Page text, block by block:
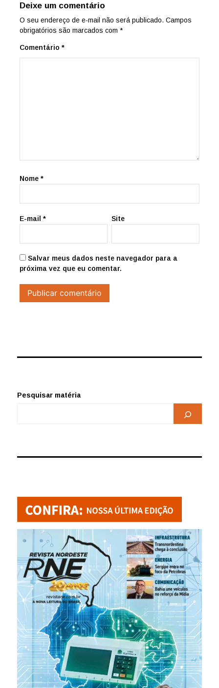
Deixe um comentário
O seu endereço de e-mail não será publicado. Campos
obrigatórios são marcados com *
Comentário *
Nome *
E-mail * Site
Salvar meus dados neste navegador para a
próxima vez que eu comentar.
Pesquisar matéria